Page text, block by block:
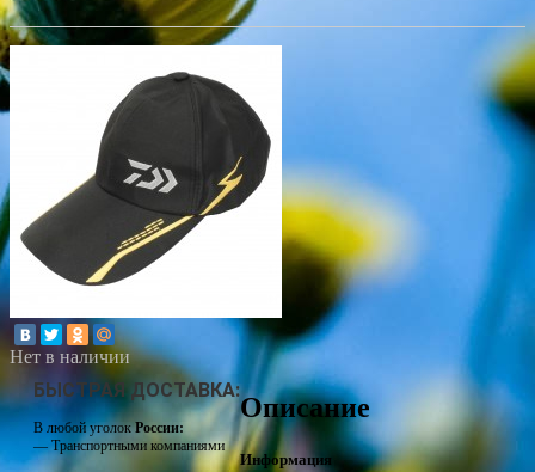
Нет в наличии
БЫСТРАЯ ДОСТАВКА:
В любой уголокРоссии:
— Транспортными компаниями
Описание
Информация